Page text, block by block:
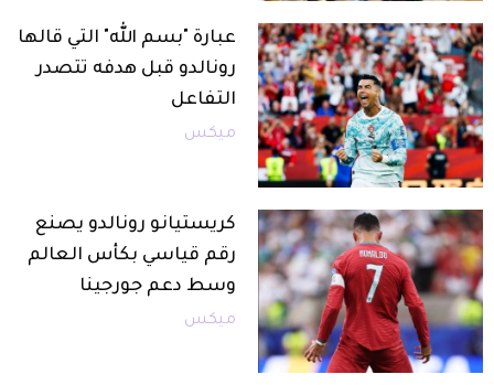
عبارة "بسم الله" التي قالها
رونالدو قبل هدفه تتصدر
التفاعل
ميكس
كريستيانو رونالدو يصنع
رقم قياسي بكأس العالم
وسط دعم جورجينا
ميكس